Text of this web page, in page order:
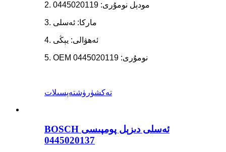
2. مودېل نومۇرى: 0445020119
3. ماركا: ئەسلى
4. ئەھۋالى: يېڭى
5. OEM نومۇرى: 0445020119
تەكشۈرۈشتەپسىلات
BOSCH ئەسلى دىزېل پومپىسى
0445020137